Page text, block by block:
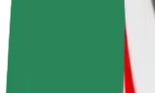
Πώς να συμμετάσχετε